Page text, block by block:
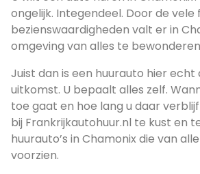
ongelijk. Integendeel. Door de vele
bezienswaardigheden valt er in
omgeving van alles te
Juist dan is een huurauto hier echt
uitkomst. U bepaalt alles zelf.
toe gaat en hoe lang u daar
bij Frankrijkautohuur.nl te kust en
huurauto’s in Chamonix die van
voorzien.